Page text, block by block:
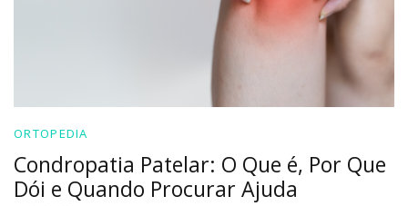
ORTOPEDIA
Condropatia Patelar: O Que é, Por Que
Dói e Quando Procurar Ajuda